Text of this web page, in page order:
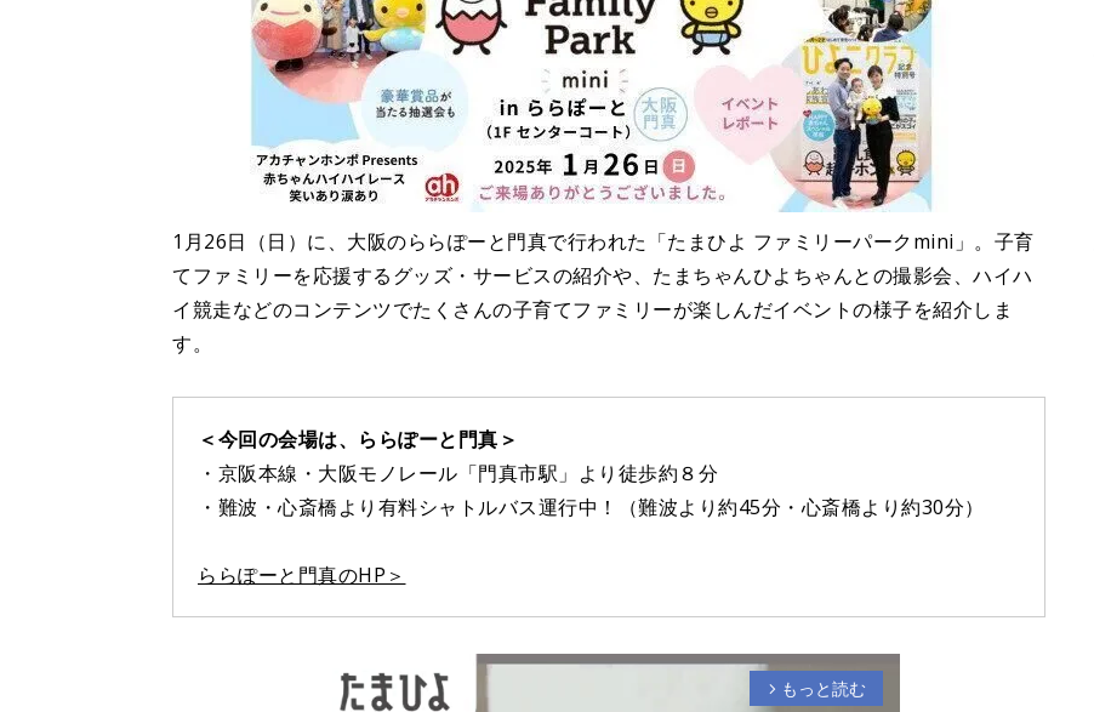
1月26日（日）に、大阪のららぽーと門真で行われた「たまひよ ファミリーパークmini」。子育
てファミリーを応援するグッズ・サービスの紹介や、たまちゃんひよちゃんとの撮影会、ハイハ
イ競走などのコンテンツでたくさんの子育てファミリーが楽しんだイベントの様子を紹介しま
す。
＜今回の会場は、ららぽーと門真＞
・京阪本線・大阪モノレール「門真市駅」より徒歩約８分
・難波・心斎橋より有料シャトルバス運行中！（難波より約45分・心斎橋より約30分）
ららぽーと門真のHP＞
arrow_forward_ios もっと読む